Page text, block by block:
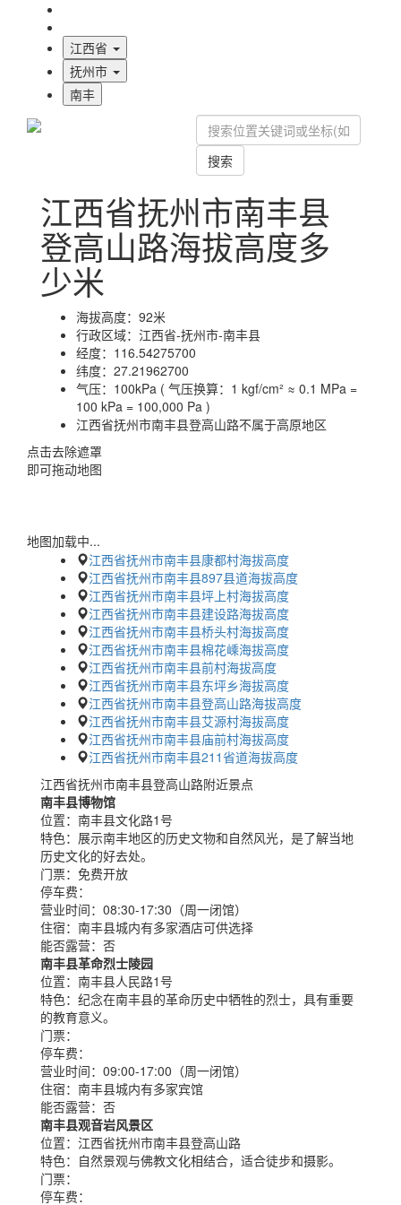
江西省
抚州市
南丰
搜索
江西省抚州市南丰县
登高山路海拔高度多
少米
海拔高度： 92米
行政区域： 江西省-抚州市-南丰县
经度： 116.54275700
纬度： 27.21962700
气压： 100kPa ( 气压换算：1 kgf/cm² ≈ 0.1 MPa =
100 kPa = 100,000 Pa )
江西省抚州市南丰县登高山路不属于高原地区
点击去除遮罩
即可拖动地图
地图加载中...
江西省抚州市南丰县康都村海拔高度
江西省抚州市南丰县897县道海拔高度
江西省抚州市南丰县坪上村海拔高度
江西省抚州市南丰县建设路海拔高度
江西省抚州市南丰县桥头村海拔高度
江西省抚州市南丰县棉花嵊海拔高度
江西省抚州市南丰县前村海拔高度
江西省抚州市南丰县东坪乡海拔高度
江西省抚州市南丰县登高山路海拔高度
江西省抚州市南丰县艾源村海拔高度
江西省抚州市南丰县庙前村海拔高度
江西省抚州市南丰县211省道海拔高度
江西省抚州市南丰县登高山路附近景点
南丰县博物馆
位置： 南丰县文化路1号
特色： 展示南丰地区的历史文物和自然风光，是了解当地
历史文化的好去处。
门票： 免费开放
停车费：
营业时间： 08:30-17:30（周一闭馆）
住宿： 南丰县城内有多家酒店可供选择
能否露营： 否
南丰县革命烈士陵园
位置： 南丰县人民路1号
特色： 纪念在南丰县的革命历史中牺牲的烈士，具有重要
的教育意义。
门票：
停车费：
营业时间： 09:00-17:00（周一闭馆）
住宿： 南丰县城内有多家宾馆
能否露营： 否
南丰县观音岩风景区
位置： 江西省抚州市南丰县登高山路
特色： 自然景观与佛教文化相结合，适合徒步和摄影。
门票：
停车费：